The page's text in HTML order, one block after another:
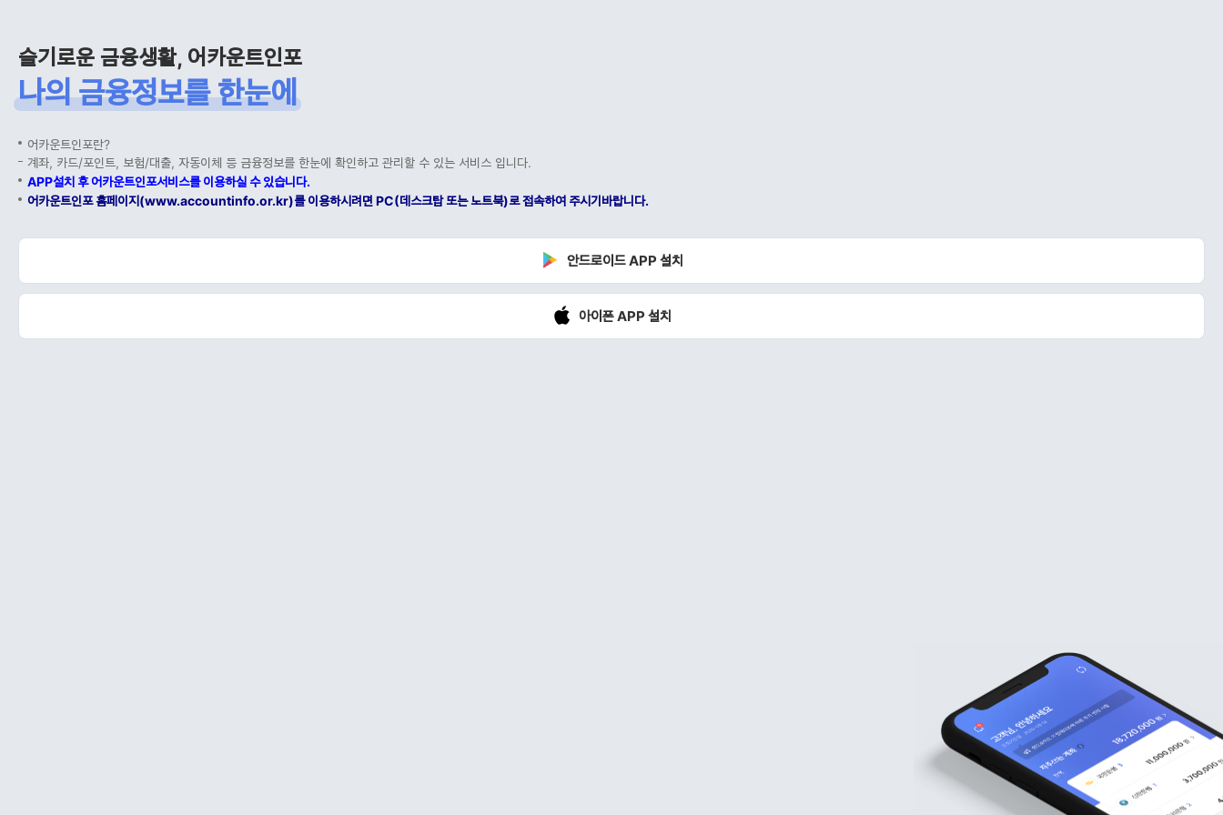
슬기로운 금융생활, 어카운트인포
나의 금융정보를 한눈에
어카운트인포란?
계좌, 카드/포인트, 보험/대출, 자동이체 등 금융정보를 한눈에 확인하고 관리할 수 있는 서비스 입니다.
APP설치 후 어카운트인포서비스를 이용하실 수 있습니다.
어카운트인포 홈페이지(www.accountinfo.or.kr)를 이용하시려면 PC(데스크탑 또는 노트북)로 접속하여 주시기바랍니다.
안드로이드 APP 설치
아이폰 APP 설치